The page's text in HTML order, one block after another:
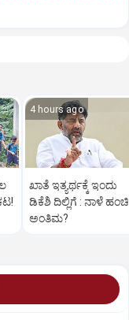
4 hours ago
ಖಾತೆ ಇತ್ಯರ್ಥಕ್ಕೆ ಇಂದು
ಡಿಕೆಶಿ ದಿಲ್ಲಿಗೆ : ನಾಳೆ
ಅಂತಿಮ?